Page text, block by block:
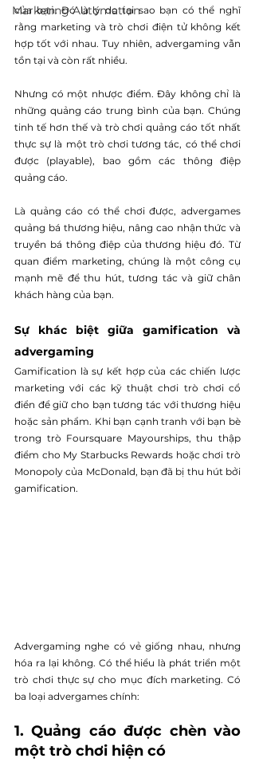
Marketing Automation
của bạn. Đó là lý do tại sao bạn có thể nghĩ
rằng marketing và trò chơi điện tử không kết
hợp tốt với nhau. Tuy nhiên, advergaming vẫn
tồn tại và còn rất nhiều.
Nhưng có một nhược điểm. Đây không chỉ là
những quảng cáo trung bình của bạn. Chúng
tinh tế hơn thế và trò chơi quảng cáo tốt nhất
thực sự là một trò chơi tương tác, có thể chơi
được (playable), bao gồm các thông điệp
quảng cáo.
Là quảng cáo có thể chơi được, advergames
quảng bá thương hiệu, nâng cao nhận thức và
truyền bá thông điệp của thương hiệu đó. Từ
quan điểm marketing, chúng là một công cụ
mạnh mẽ để thu hút, tương tác và giữ chân
khách hàng của bạn.
Sự khác biệt giữa gamification và
advergaming
Gamification là sự kết hợp của các chiến lược
marketing với các kỹ thuật chơi trò chơi cổ
điển để giữ cho bạn tương tác với thương hiệu
hoặc sản phẩm. Khi bạn cạnh tranh với bạn bè
trong trò Foursquare Mayourships, thu thập
điểm cho My Starbucks Rewards hoặc chơi trò
Monopoly của McDonald, bạn đã bị thu hút bởi
gamification.
Advergaming nghe có vẻ giống nhau, nhưng
hóa ra lại không. Có thể hiểu là phát triển một
trò chơi thực sự cho mục đích marketing. Có
ba loại advergames chính:
1. Quảng cáo được chèn vào
một trò chơi hiện có